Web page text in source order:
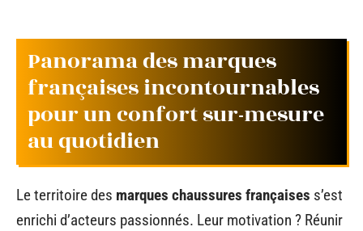
Panorama des marques
françaises incontournables
pour un confort sur-mesure
au quotidien
Le territoire des marques chaussures françaises s’est
enrichi d’acteurs passionnés. Leur motivation ? Réunir